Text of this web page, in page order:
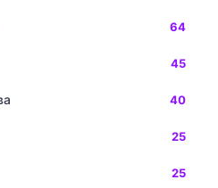
64
45
40
25
25